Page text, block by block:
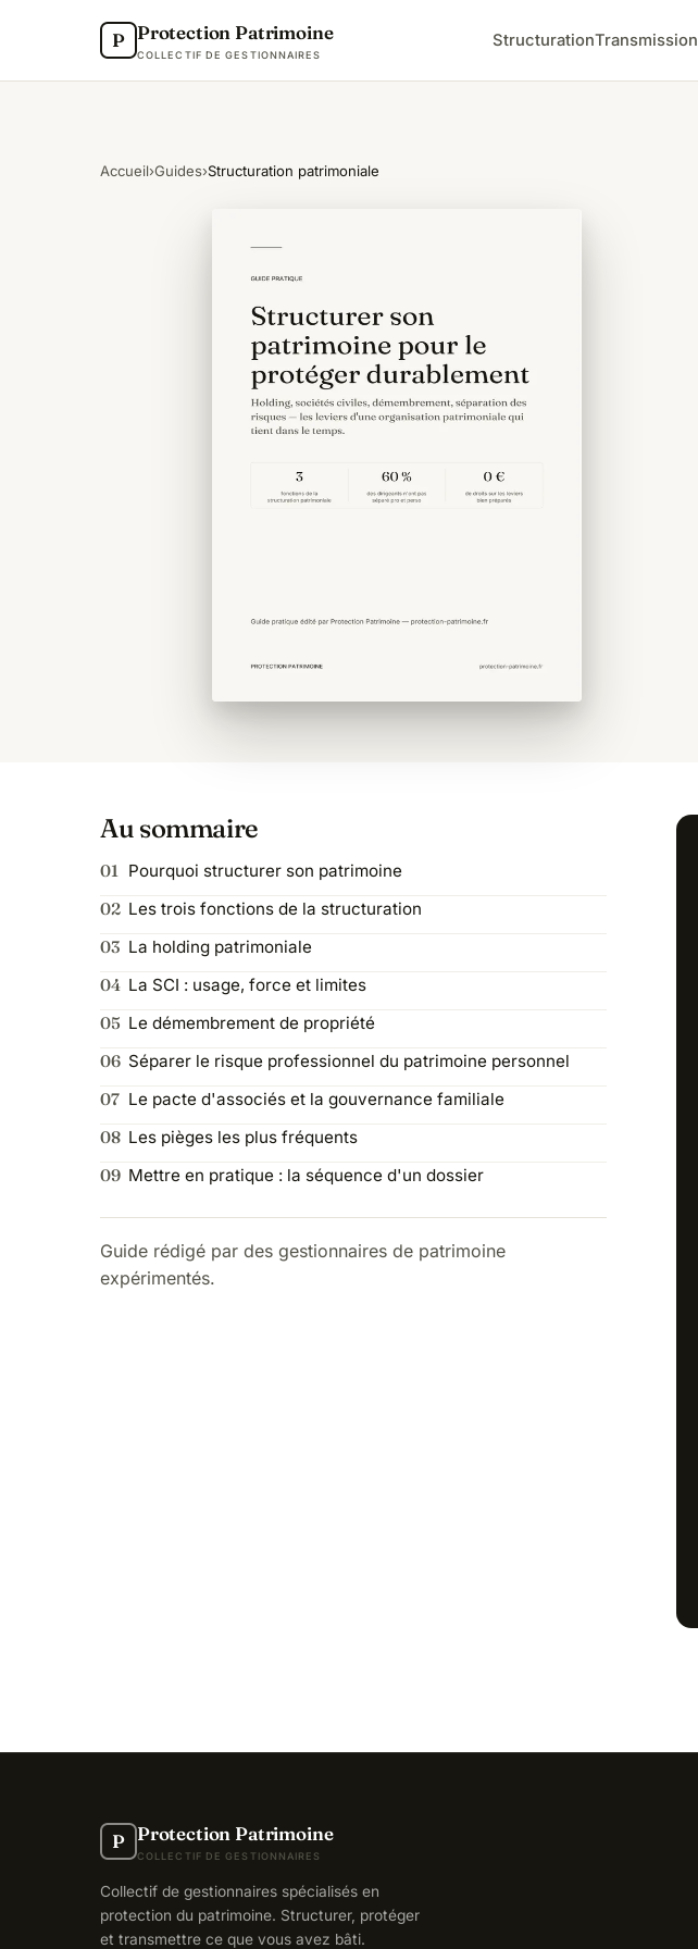
P Protection Patrimoine
COLLECTIF DE GESTIONNAIRES
StructurationTransmission
Accueil›Guides›Structuration patrimoniale
Au sommaire
Pourquoi structurer son patrimoine
Les trois fonctions de la structuration
La holding patrimoniale
La SCI : usage, force et limites
Le démembrement de propriété
Séparer le risque professionnel du patrimoine personnel
Le pacte d'associés et la gouvernance familiale
Les pièges les plus fréquents
Mettre en pratique : la séquence d'un dossier
Guide rédigé par des gestionnaires de patrimoine
expérimentés.
P Protection Patrimoine
COLLECTIF DE GESTIONNAIRES
Collectif de gestionnaires spécialisés en
protection du patrimoine. Structurer, protéger
et transmettre ce que vous avez bâti.